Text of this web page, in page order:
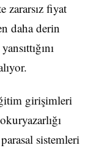
zararsız fiyat
daha derin
girişimleri
sistemleri